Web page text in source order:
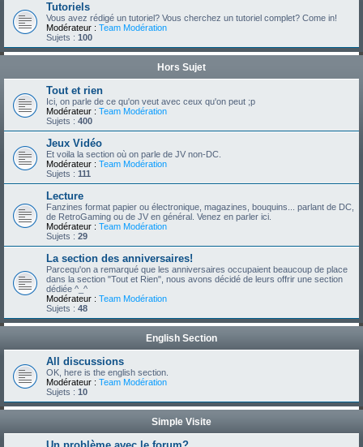
Tutoriels
Vous avez rédigé un tutoriel? Vous cherchez un tutoriel complet? Come in!
Modérateur : Team Modération
Sujets : 100
Hors Sujet
Tout et rien
Ici, on parle de ce qu'on veut avec ceux qu'on peut ;p
Modérateur : Team Modération
Sujets : 400
Jeux Vidéo
Et voila la section où on parle de JV non-DC.
Modérateur : Team Modération
Sujets : 111
Lecture
Fanzines format papier ou électronique, magazines, bouquins... parlant de DC,
de RetroGaming ou de JV en général. Venez en parler ici.
Modérateur : Team Modération
Sujets : 29
La section des anniversaires!
Parcequ'on a remarqué que les anniversaires occupaient beaucoup de place
dans la section "Tout et Rien", nous avons décidé de leurs offrir une section
dédiée ^_^
Modérateur : Team Modération
Sujets : 48
English Section
All discussions
OK, here is the english section.
Modérateur : Team Modération
Sujets : 10
Simple Visite